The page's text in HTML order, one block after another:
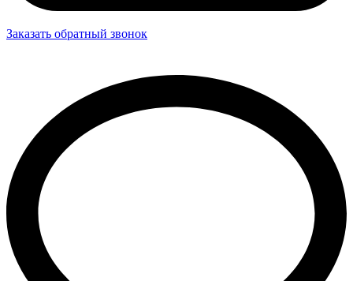
Заказать обратный звонок